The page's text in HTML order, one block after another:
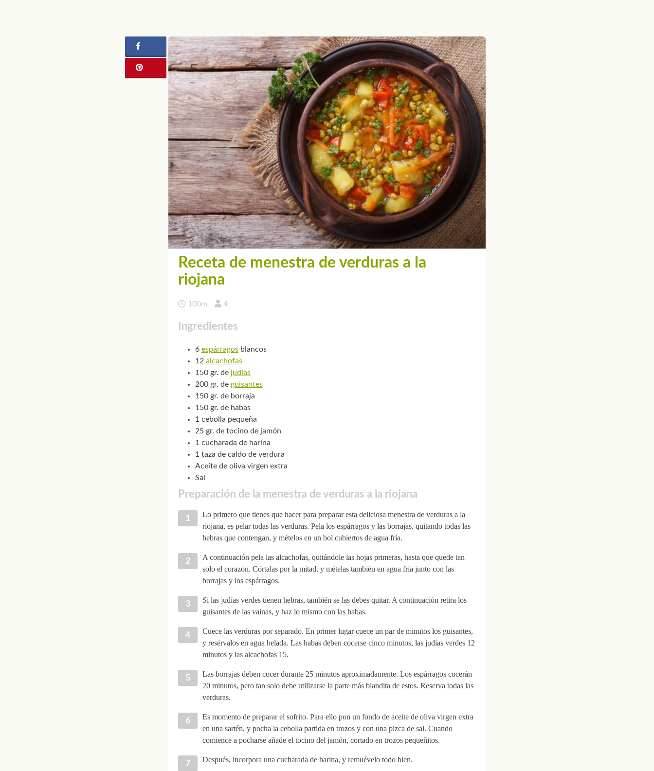
Receta de menestra de verduras a la
riojana
100m 4
Ingredientes
6 espárragosblancos
12 alcachofas
150 gr. de judías
200 gr. de guisantes
150 gr. de borraja
150 gr. de habas
1 cebolla pequeña
25 gr. de tocino de jamón
1 cucharada de harina
1 taza de caldo de verdura
Aceite de oliva virgen extra
Sal
Preparación de la menestra de verduras a la riojana
Lo primero que tienes que hacer para preparar esta deliciosa menestra de verduras a la
riojana, es pelar todas las verduras. Pela los espárragos y las borrajas, quitando todas las
hebras que contengan, y mételos en un bol cubiertos de agua fría.
A continuación pela las alcachofas, quitándole las hojas primeras, hasta que quede tan
solo el corazón. Córtalas por la mitad, y mételas también en agua fría junto con las
borrajas y los espárragos.
Si las judías verdes tienen hebras, también se las debes quitar. A continuación retira los
guisantes de las vainas, y haz lo mismo con las habas.
Cuece las verduras por separado. En primer lugar cuece un par de minutos los guisantes,
y resérvalos en agua helada. Las habas deben cocerse cinco minutos, las judías verdes 12
minutos y las alcachofas 15.
Las borrajas deben cocer durante 25 minutos aproximadamente. Los espárragos cocerán
20 minutos, pero tan solo debe utilizarse la parte más blandita de estos. Reserva todas las
verduras.
Es momento de preparar el sofrito. Para ello pon un fondo de aceite de oliva virgen extra
en una sartén, y pocha la cebolla partida en trozos y con una pizca de sal. Cuando
comience a pocharse añade el tocino del jamón, cortado en trozos pequeñitos.
Después, incorpora una cucharada de harina, y remuévelo todo bien.